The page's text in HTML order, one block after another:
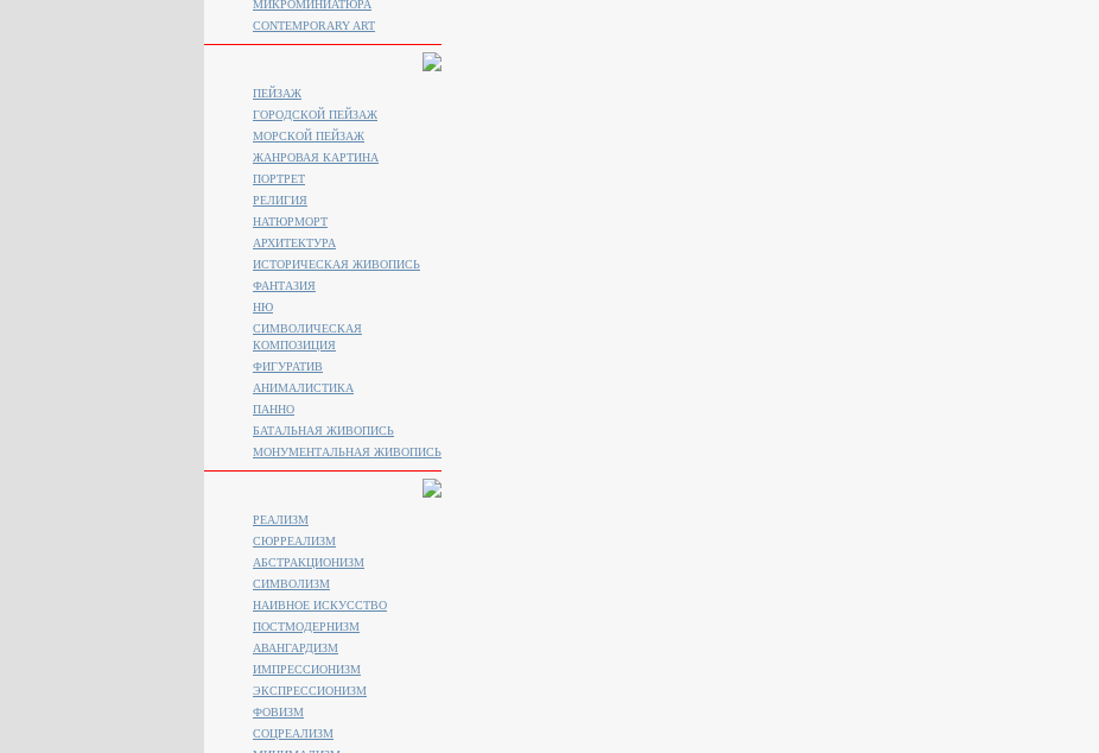
МИКРОМИНИАТЮРА
CONTEMPORARY ART
ПЕЙЗАЖ
ГОРОДСКОЙ ПЕЙЗАЖ
МОРСКОЙ ПЕЙЗАЖ
ЖАНРОВАЯ КАРТИНА
ПОРТРЕТ
РЕЛИГИЯ
НАТЮРМОРТ
АРХИТЕКТУРА
ИСТОРИЧЕСКАЯ ЖИВОПИСЬ
ФАНТАЗИЯ
НЮ
СИМВОЛИЧЕСКАЯ
КОМПОЗИЦИЯ
ФИГУРАТИВ
АНИМАЛИСТИКA
ПАННО
БАТАЛЬНАЯ ЖИВОПИСЬ
МОНУМЕНТАЛЬНАЯ ЖИВОПИСЬ
РЕАЛИЗМ
СЮРРЕАЛИЗМ
АБСТРАКЦИОНИЗМ
СИМВОЛИЗМ
НАИВНОЕ ИСКУССТВО
ПОСТМОДЕРНИЗМ
АВАНГАРДИЗМ
ИМПРЕССИОНИЗМ
ЭКСПРЕССИОНИЗМ
ФОВИЗМ
СОЦРЕАЛИЗМ